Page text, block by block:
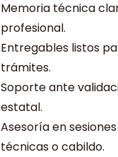
Memoria técnica
profesional.
Entregables listos
trámites.
Soporte ante
estatal.
Asesoría en sesiones
técnicas o cabildo.